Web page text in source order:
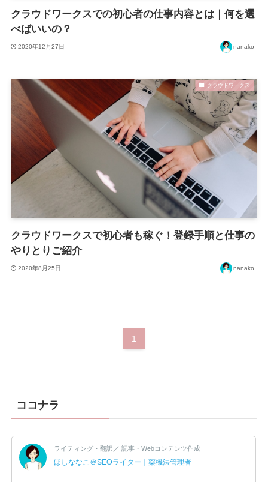
クラウドワークスでの初心者の仕事内容とは｜何を選
べばいいの？
2020年12月27日 nanako
クラウドワークス
クラウドワークスで初心者も稼ぐ！登録手順と仕事の
やりとりご紹介
2020年8月25日 nanako
1
ココナラ